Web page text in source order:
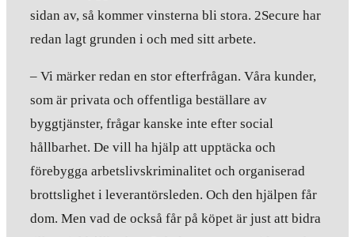
sidan av, så kommer vinsterna bli stora. 2Secure har
redan lagt grunden i och med sitt arbete.
– Vi märker redan en stor efterfrågan. Våra kunder,
som är privata och offentliga beställare av
byggtjänster, frågar kanske inte efter social
hållbarhet. De vill ha hjälp att upptäcka och
förebygga arbetslivskriminalitet och organiserad
brottslighet i leverantörsleden. Och den hjälpen får
dom. Men vad de också får på köpet är just att bidra